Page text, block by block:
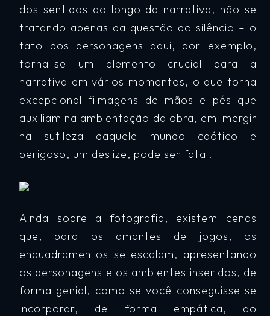
dos sentidos ao longo da narrativa, não se
tratando apenas da questão do silêncio – o
tato dos personagens aqui, por exemplo,
torna-se um elemento crucial para a
narrativa em vários momentos, o que torna
excepcional filmagens de mãos e pés que
auxiliam na ambientação da obra, em imergir
na sutileza daquele mundo caótico e
perigoso, um deslize, pode ser fatal.
Ainda sobre a fotografia, existem cenas
que, para os amantes de jogos, os
enquadramentos se escalam, apresentando
os personagens e os ambientes inseridos, de
forma genial, como se você conseguisse se
incorporar, de forma empática, ao